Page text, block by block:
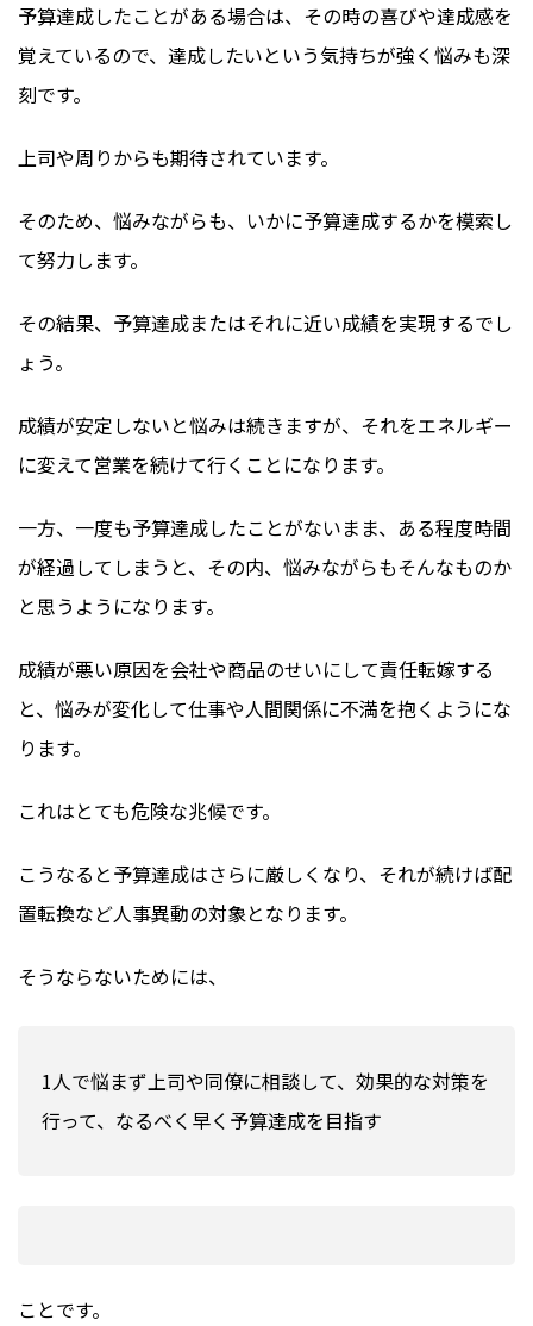
予算達成したことがある場合は、その時の喜びや達成感を
覚えているので、達成したいという気持ちが強く悩みも深
刻です。
上司や周りからも期待されています。
そのため、悩みながらも、いかに予算達成するかを模索し
て努力します。
その結果、予算達成またはそれに近い成績を実現するでし
ょう。
成績が安定しないと悩みは続きますが、それをエネルギー
に変えて営業を続けて行くことになります。
一方、一度も予算達成したことがないまま、ある程度時間
が経過してしまうと、その内、悩みながらもそんなものか
と思うようになります。
成績が悪い原因を会社や商品のせいにして責任転嫁する
と、悩みが変化して仕事や人間関係に不満を抱くようにな
ります。
これはとても危険な兆候です。
こうなると予算達成はさらに厳しくなり、それが続けば配
置転換など人事異動の対象となります。
そうならないためには、
1人で悩まず上司や同僚に相談して、効果的な対策を
行って、なるべく早く予算達成を目指す
ことです。